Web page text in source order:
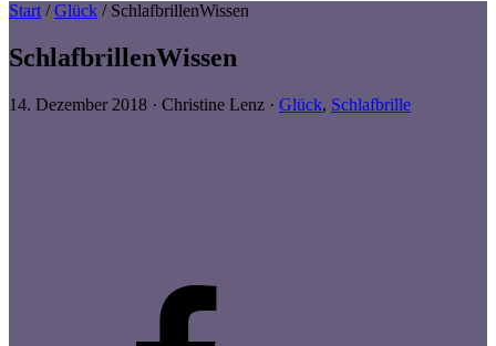
Start /Glück / SchlafbrillenWissen
SchlafbrillenWissen
14. Dezember 2018 · Christine Lenz · Glück, Schlafbrille